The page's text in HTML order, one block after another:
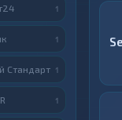
1
1
Стандарт 1
1